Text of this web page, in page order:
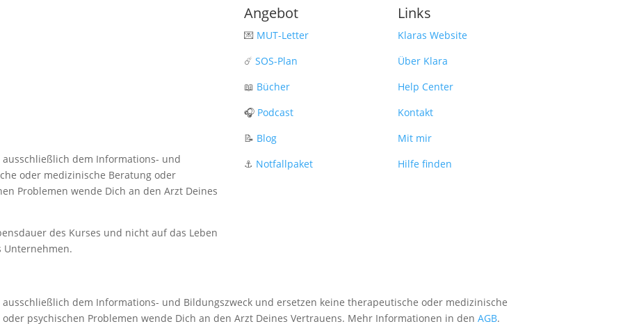
dem Informations- und
oder medizinische Beratung oder
Problemen wende Dich an den Arzt Deines
des Kurses und nicht auf das Leben
Unternehmen.
Angebot
💌 MUT-Letter
☄️ SOS-Plan
📖 Bücher
🎧 Podcast
📝 Blog
⚓️ Notfallpaket
Links
Klaras Website
Über Klara
Help Center
Kontakt
Mit mir
Hilfe finden
dem Informations- und Bildungszweck und ersetzen keine therapeutische oder medizinische
psychischen Problemen wende Dich an den Arzt Deines Vertrauens. Mehr Informationen in denAGB.